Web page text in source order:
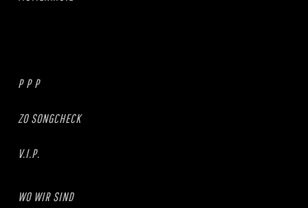
P P P
ZO SONGCHECK
V.I.P.
WO WIR SIND